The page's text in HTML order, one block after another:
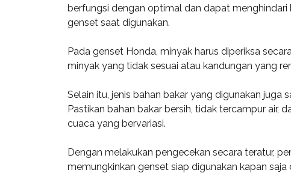
berfungsi dengan optimal dan dapat menghindari
genset saat digunakan.
Pada genset Honda, minyak harus diperiksa
minyak yang tidak sesuai atau kandungan yang
Selain itu, jenis bahan bakar yang digunakan
Pastikan bahan bakar bersih, tidak tercampur air,
cuaca yang bervariasi.
Dengan melakukan pengecekan secara teratur,
memungkinkan genset siap digunakan kapan